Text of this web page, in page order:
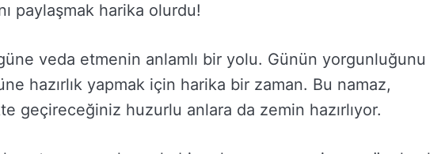
paylaşmak harika olurdu!
veda etmenin anlamlı bir yolu. Günün yorgunluğunu
hazırlık yapmak için harika bir zaman. Bu namaz,
geçireceğiniz huzurlu anlara da zemin hazırlıyor.